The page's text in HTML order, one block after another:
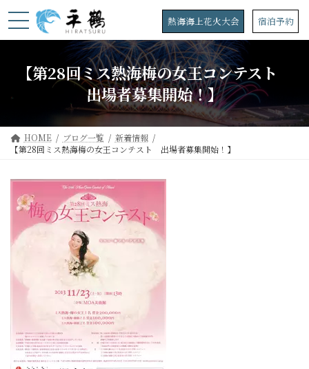
ン
プ
ビ
動
熱海海上花火大会 宿泊予約
【第28回ミス熱海梅の女王コンテスト
出場者募集開始！】
HOME ブログ一覧
新着情報
【第28回ミス熱海梅の女王コンテスト 出場者募集開始！】